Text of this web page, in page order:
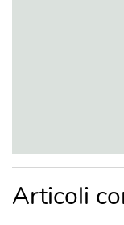
Articoli